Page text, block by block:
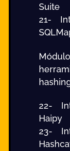
Suite
21-
22-
Haipy
23-